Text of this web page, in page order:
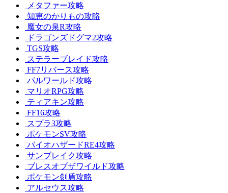
メタファー攻略
知恵のかりもの攻略
魔女の泉R攻略
ドラゴンズドグマ2攻略
TGS攻略
ステラーブレイド攻略
FF7リバース攻略
パルワールド攻略
マリオRPG攻略
ティアキン攻略
FF16攻略
スプラ3攻略
ポケモンSV攻略
バイオハザードRE4攻略
サンブレイク攻略
ブレスオブザワイルド攻略
ポケモン剣盾攻略
アルセウス攻略